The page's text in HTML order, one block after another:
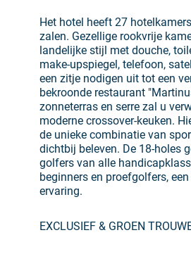
Het hotel heeft 27
zalen. Gezellige rookvrije
landelijke stijl met douche,
make-upspiegel, telefoon,
een zitje nodigen uit tot een
bekroonde restaurant
zonneterras en serre zal u
moderne crossover-keuken.
de unieke combinatie van
dichtbij beleven. De 18-holes
golfers van alle
beginners en proefgolfers,
ervaring.
EXCLUSIEF & GROEN